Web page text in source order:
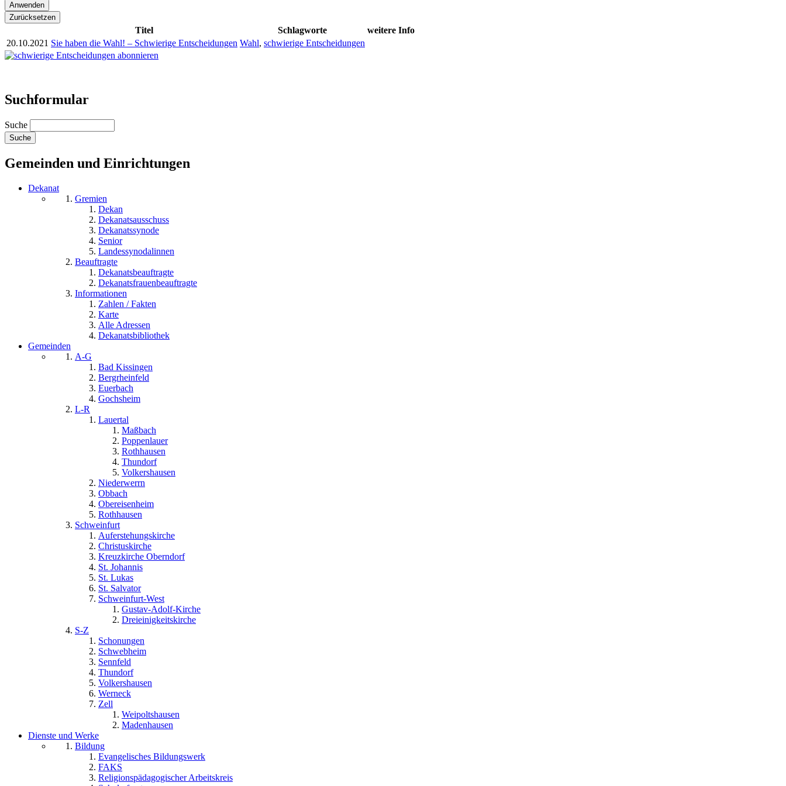
Titel Schlagworte
weitere Info
20.10.2021 Sie haben die Wahl! – Schwierige Entscheidungen Wahl, schwierige Entscheidungen
Suchformular
Suche
Gemeinden und Einrichtungen
Dekanat
Gremien
Dekan
Dekanatsausschuss
Dekanatssynode
Senior
Landessynodalinnen
Beauftragte
Dekanatsbeauftragte
Dekanatsfrauenbeauftragte
Informationen
Zahlen / Fakten
Karte
Alle Adressen
Dekanatsbibliothek
Gemeinden
A-G
Bad Kissingen
Bergrheinfeld
Euerbach
Gochsheim
L-R
Lauertal
Maßbach
Poppenlauer
Rothhausen
Thundorf
Volkershausen
Niederwerrn
Obbach
Obereisenheim
Rothhausen
Schweinfurt
Auferstehungskirche
Christuskirche
Kreuzkirche Oberndorf
St. Johannis
St. Lukas
St. Salvator
Schweinfurt-West
Gustav-Adolf-Kirche
Dreieinigkeitskirche
S-Z
Schonungen
Schwebheim
Sennfeld
Thundorf
Volkershausen
Werneck
Zell
Weipoltshausen
Madenhausen
Dienste und Werke
Bildung
Evangelisches Bildungswerk
FAKS
Religionspädagogischer Arbeitskreis